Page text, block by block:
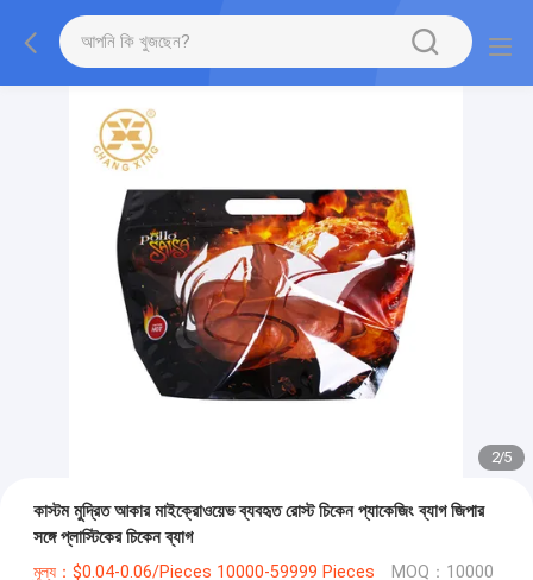
2/5
কাস্টম মুদ্রিত আকার মাইক্রোওয়েভ ব্যবহৃত রোস্ট চিকেন প্যাকেজিং ব্যাগ জিপার
সঙ্গে প্লাস্টিকের চিকেন ব্যাগ
মূল্য：$0.04-0.06/Pieces 10000-59999 Pieces MOQ：10000